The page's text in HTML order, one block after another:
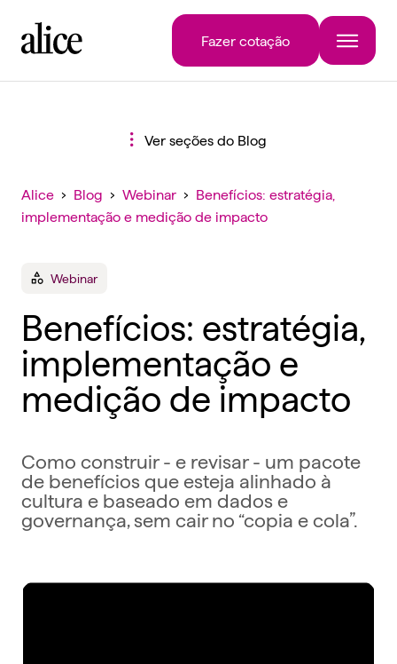
Fazer cotação
Ver seções do Blog
Alice › Blog › Webinar › Benefícios: estratégia,
implementação e medição de impacto
Webinar
Benefícios: estratégia,
implementação e
medição de impacto
Como construir - e revisar - um pacote
de benefícios que esteja alinhado à
cultura e baseado em dados e
governança, sem cair no “copia e cola”.